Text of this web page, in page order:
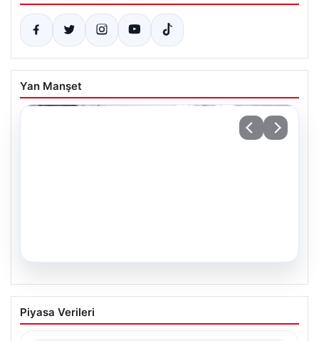
Yan Manşet
34 Yıl Sonra Gelen Umut: İkiz Kız
Kardeşler Aileleriyle Anıtkabir’de
Piyasa Verileri